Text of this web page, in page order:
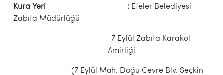
Kura Yeri : Efeler Belediyesi
Zabıta Müdürlüğü
7 Eylül Zabıta Karakol
Amirliği
(7 Eylül Mah. Doğu Çevre Blv. Seçkin